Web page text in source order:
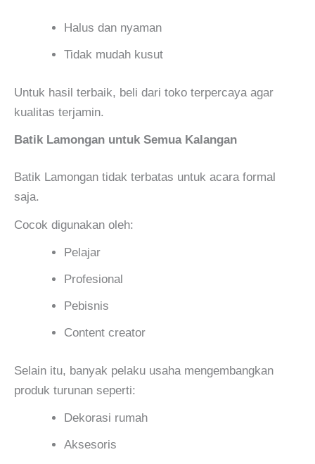
Halus dan nyaman
Tidak mudah kusut
Untuk hasil terbaik, beli dari toko terpercaya agar
kualitas terjamin.
Batik Lamongan untuk Semua Kalangan
Batik Lamongan tidak terbatas untuk acara formal
saja.
Cocok digunakan oleh:
Pelajar
Profesional
Pebisnis
Content creator
Selain itu, banyak pelaku usaha mengembangkan
produk turunan seperti:
Dekorasi rumah
Aksesoris